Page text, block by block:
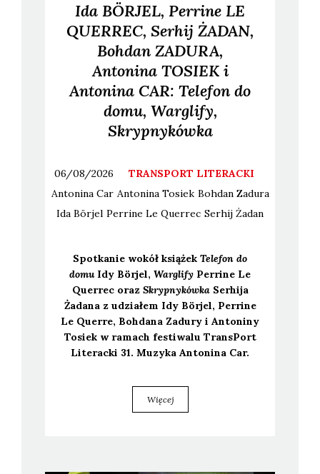
Ida BÖRJEL, Perrine LE
QUERREC, Serhij ŻADAN,
Bohdan ZADURA,
Antonina TOSIEK i
Antonina CAR: Telefon do
domu, Warglify,
Skrypnykówka
06/08/2026
TRANSPORT LITERACKI
Antonina Car Antonina Tosiek Bohdan Zadura
Ida Börjel Perrine Le Querrec Serhij Żadan
Spo­tka­nie wokół ksią­żek Tele­fon do
domu Idy Bör­jel, War­gli­fy Per­ri­ne Le
Quer­rec oraz Skryp­ny­ków­kaSer­hi­ja
Żada­na z udzia­łem Idy Bör­jel, Per­ri­ne
Le Quer­re, Boh­da­na Zadu­ry i Anto­ni­ny
Tosiek w ramach festi­wa­lu Trans­Port
Lite­rac­ki 31. Muzy­ka Anto­ni­na Car.
Więcej